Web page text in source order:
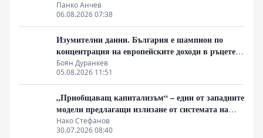
Панко Анчев
06.08.2026 07:38
Изумителни данни. България е шампион по
концентрация на европейските доходи в ръцете
на най-богатия 1%, надминава и САЩ
Боян Дуранкев
05.08.2026 11:51
„Приобщаващ капитализъм“ – един от западните
модели предлагащи излизане от системата на
неолиберализма
Нако Стефанов
30.07.2026 08:40